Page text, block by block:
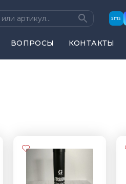
sms
ВОПРОСЫ КОНТАКТЫ